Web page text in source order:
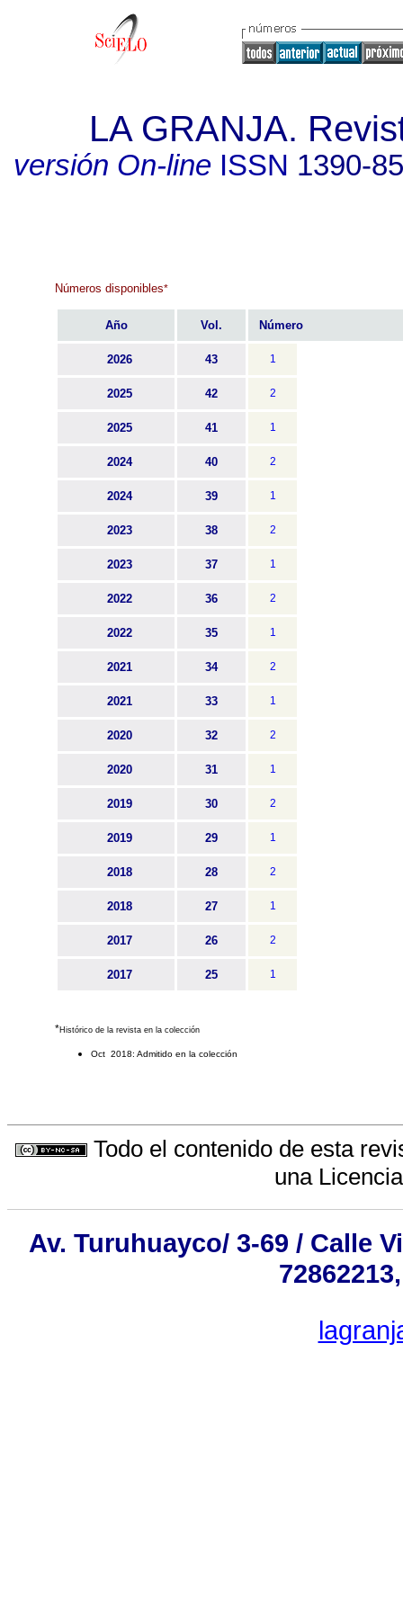
LA GRANJA.
versión On-lineISSN 1390-
Números disponibles*
Año Vol. Número
2026 43 1
2025 42 2
2025 41 1
2024 40 2
2024 39 1
2023 38 2
2023 37 1
2022 36 2
2022 35 1
2021 34 2
2021 33 1
2020 32 2
2020 31 1
2019 30 2
2019 29 1
2018 28 2
2018 27 1
2017 26 2
2017 25 1
*Histórico de la revista en la colección
Oct 2018: Admitido en la colección
Todo el contenido de esta
una
Av. Turuhuayco/ 3-69 / Calle